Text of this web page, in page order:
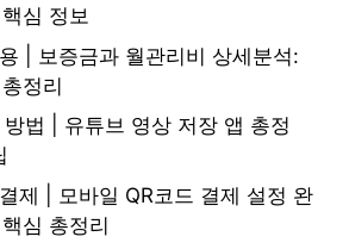
심 정보
| 보증금과 월관리비 상세분석:
정리
법 | 유튜브 영상 저장 앱 총정
제 | 모바일 QR코드 결제 설정 완
심 총정리